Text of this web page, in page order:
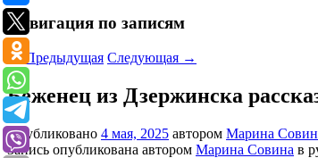
Навигация по записям
←Предыдущая Следующая →
Беженец из Дзержинска
Опубликовано 4 мая, 2025 автором Марина
Запись опубликована автором Марина Совина в